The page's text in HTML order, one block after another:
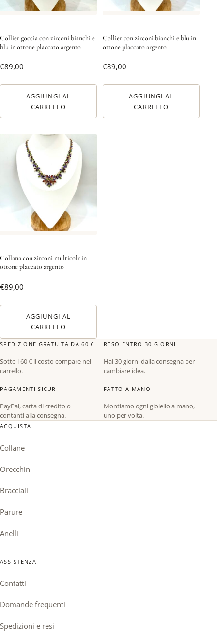
Collier goccia con zirconi bianchi e
blu in ottone placcato argento
€89,00
AGGIUNGI AL
CARRELLO
Collier con zirconi bianchi e blu in
ottone placcato argento
€89,00
AGGIUNGI AL
CARRELLO
Collana con zirconi multicolr in
ottone placcato argento
€89,00
AGGIUNGI AL
CARRELLO
SPEDIZIONE GRATUITA DA 60 €
Sotto i 60 € il costo compare nel
carrello.
RESO ENTRO 30 GIORNI
Hai 30 giorni dalla consegna per
cambiare idea.
PAGAMENTI SICURI
PayPal, carta di credito o
contanti alla consegna.
FATTO A MANO
Montiamo ogni gioiello a mano,
uno per volta.
ACQUISTA
Collane
Orecchini
Bracciali
Parure
Anelli
ASSISTENZA
Contatti
Domande frequenti
Spedizioni e resi